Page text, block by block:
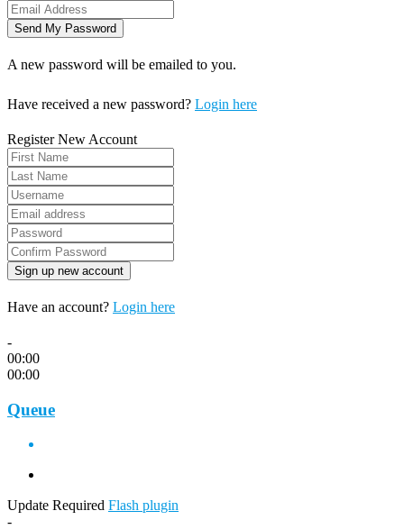
A new password will be emailed to you.
Have received a new password? Login here
Register New Account
Have an account? Login here
-
00:00
00:00
Queue
Update Required Flash plugin
-